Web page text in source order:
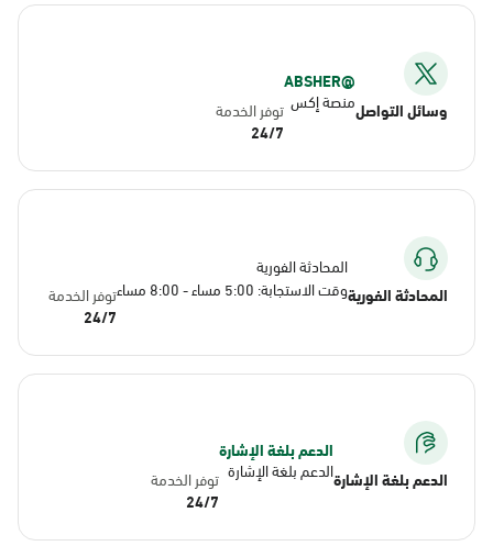
وسائل التواصل
@ABSHER
منصة إكس توفر الخدمة
24/7
المحادثة الفورية
المحادثة الفورية
وقت الاستجابة: 5:00 مساء - 8:00 مساء
توفر الخدمة
24/7
الدعم بلغة الإشارة
الدعم بلغة الإشارة
الدعم بلغة الإشارة توفر الخدمة
24/7